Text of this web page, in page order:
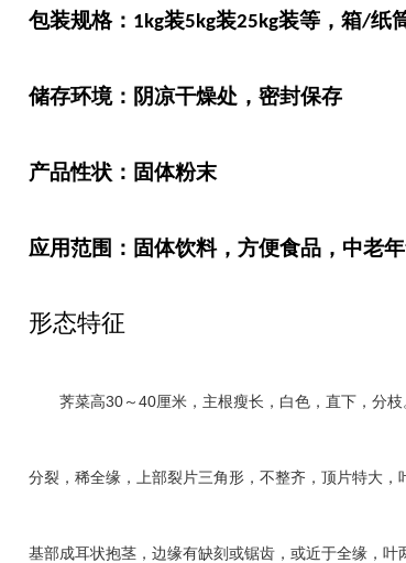
包装规格： 1kg装5kg装25kg装等，箱/纸
储存环境：阴凉干燥处，密封保存
产品性状：固体粉末
应用范围：固体饮料，方便食品，中老
形态特征
荠菜高30 ～ 40厘米，主根瘦长，白色，直下，分
分裂，稀全缘，上部裂片三角形，不整齐，顶片特大
基部成耳状抱茎，边缘有缺刻或锯齿，或近于全缘，叶